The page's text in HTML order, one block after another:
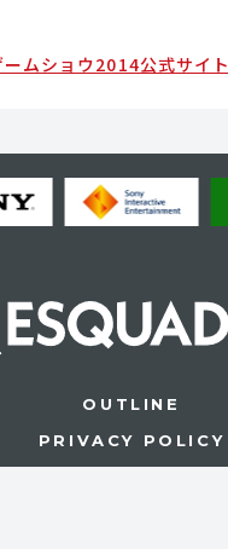
ムショウ2014公式サイト
OUTLINE
PRIVACY POLICY